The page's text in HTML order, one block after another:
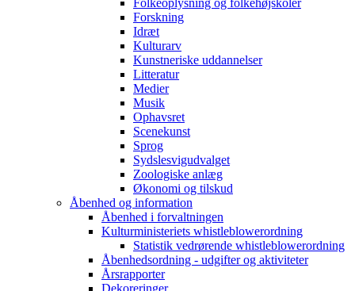
Folkeoplysning og folkehøjskoler
Forskning
Idræt
Kulturarv
Kunstneriske uddannelser
Litteratur
Medier
Musik
Ophavsret
Scenekunst
Sprog
Sydslesvigudvalget
Zoologiske anlæg
Økonomi og tilskud
Åbenhed og information
Åbenhed i forvaltningen
Kulturministeriets whistleblowerordning
Statistik vedrørende whistleblowerordning
Åbenhedsordning - udgifter og aktiviteter
Årsrapporter
Dekoreringer